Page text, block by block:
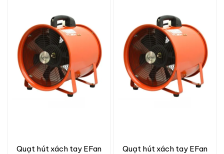
Quạt hút xách tay EFan
Quạt hút xách tay EFan